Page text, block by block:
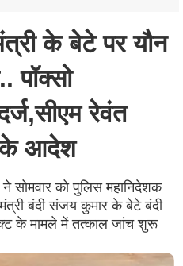
के बेटे पर यौन
पॉक्सो
रेवंत
के आदेश
सोमवार को पुलिस महानिदेशक
बंदी संजय कुमार के बेटे बंदी
के मामले में तत्काल जांच शुरू